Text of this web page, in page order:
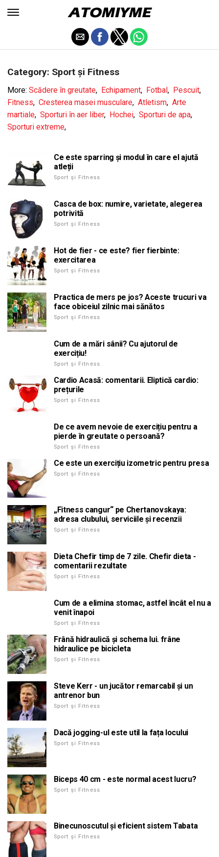
Category: Sport și Fitness
More: Scădere în greutate, Echipament, Fotbal, Pescuit,
Fitness, Cresterea masei musculare, Atletism, Arte
martiale, Sporturi în aer liber, Hochei, Sporturi de apa,
Sporturi extreme,
Ce este sparring și modul în care el ajută
atleții
Sport și Fitness
Casca de box: numire, varietate, alegerea
potrivită
Sport și Fitness
Hot de fier - ce este? fier fierbinte:
exercitarea
Sport și Fitness
Practica de mers pe jos? Aceste trucuri va
face obiceiul zilnic mai sănătos
Sport și Fitness
Cum de a mări sânii? Cu ajutorul de
exercițiu!
Sport și Fitness
Cardio Acasă: comentarii. Eliptică cardio:
prețurile
Sport și Fitness
De ce avem nevoie de exercițiu pentru a
pierde în greutate o persoană?
Sport și Fitness
Ce este un exercițiu izometric pentru presa
Sport și Fitness
„Fitness cangur“ pe Chertanovskaya:
adresa clubului, serviciile și recenzii
Sport și Fitness
Dieta Chefir timp de 7 zile. Chefir dieta -
comentarii rezultate
Sport și Fitness
Cum de a elimina stomac, astfel încât el nu a
venit înapoi
Sport și Fitness
Frână hidraulică și schema lui. frâne
hidraulice pe bicicleta
Sport și Fitness
Steve Kerr - un jucător remarcabil și un
antrenor bun
Sport și Fitness
Dacă jogging-ul este util la fața locului
Sport și Fitness
Biceps 40 cm - este normal acest lucru?
Sport și Fitness
Binecunoscutul și eficient sistem Tabata
Sport și Fitness